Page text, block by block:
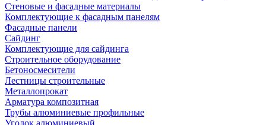
Стеновые и фасадные материалы
Комплектующие к фасадным панелям
Фасадные панели
Сайдинг
Комплектующие для сайдинга
Строительное оборудование
Бетоносмесители
Лестницы строительные
Металлопрокат
Арматура композитная
Трубы алюминиевые профильные
Уголок алюминиевый